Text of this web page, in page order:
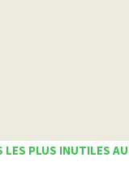
LES PLUS INUTILES AU